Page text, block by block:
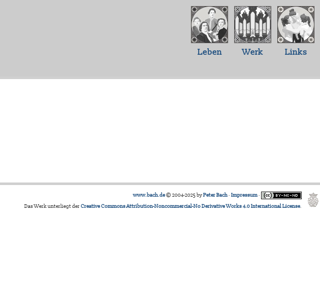
Leben Werk Links
www.bach.de© 2004-2025 byPeter Bach· Impressum·
Das Werk unterliegt derCreative Commons Attribution-Noncommercial-No Derivative Works 4.0 International License.